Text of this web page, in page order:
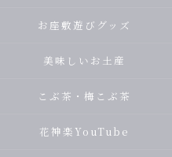
お座敷遊びグッズ
美味しいお土産
こぶ茶・梅こぶ茶
花神楽YouTube